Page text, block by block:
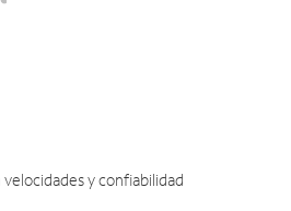
y confiabilidad